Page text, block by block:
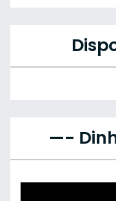
—-